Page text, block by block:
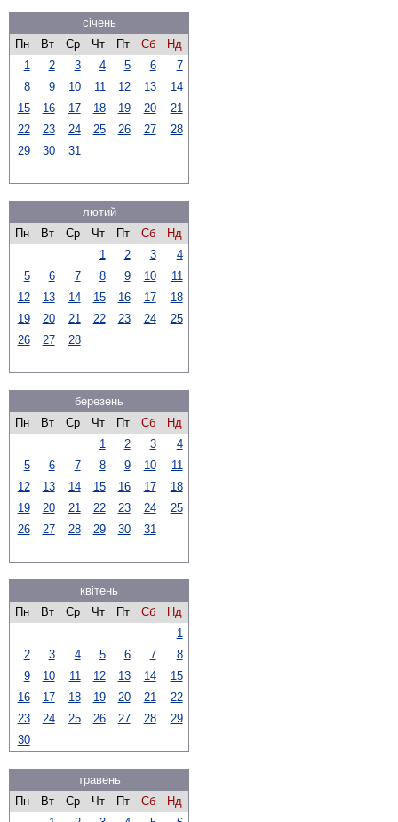
січень
Пн
Вт Ср Чт Пт Сб
Нд
1
2 3 4 5 6
7
8
9 10 11 12 13
14
15
16 17 18 19 20
21
22
23 24 25 26 27
28
29
30 31
лютий
Пн
Вт Ср Чт Пт Сб
Нд
1
2 3
4
5
6 7 8 9 10
11
12
13 14 15 16 17
18
19
20 21 22 23 24
25
26
27 28
березень
Пн
Вт Ср Чт Пт Сб
Нд
1
2 3
4
5
6 7 8 9 10
11
12
13 14 15 16 17
18
19
20 21 22 23 24
25
26
27 28 29 30 31
квітень
Пн
Вт Ср Чт Пт Сб
Нд
1
2
3 4 5 6 7
8
9
10 11 12 13 14
15
16
17 18 19 20 21
22
23
24 25 26 27 28
29
30
травень
Пн
Вт Ср Чт Пт Сб
Нд